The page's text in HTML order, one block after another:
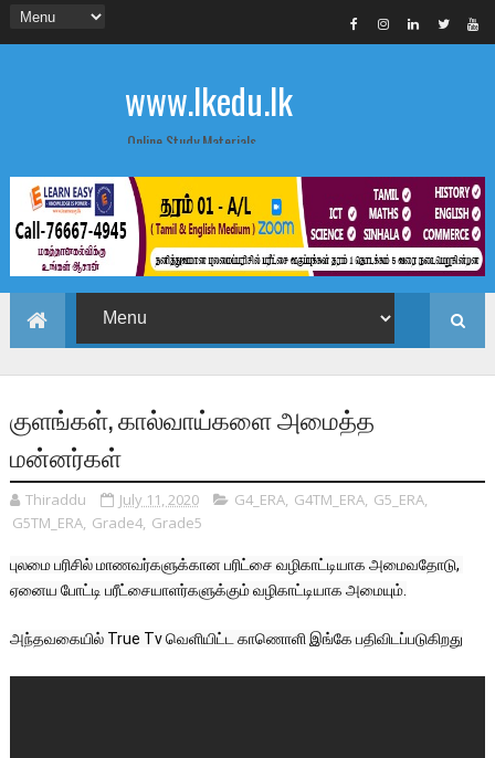
www.lkedu.lk
Online Study Materials
குளங்கள், கால்வாய்களை அமைத்த
மன்னர்கள்
Thiraddu July 11, 2020 G4_ERA, G4TM_ERA, G5_ERA,
G5TM_ERA, Grade4, Grade5
புலமை பரிசில் மாணவர்களுக்கான பரிட்சை வழிகாட்டியாக அமைவதோடு,
ஏனைய போட்டி பரீட்சையாளர்களுக்கும் வழிகாட்டியாக அமையும்.
அந்தவகையில் True Tv வெளியிட்ட காணொளி இங்கே பதிவிடப்படுகிறது